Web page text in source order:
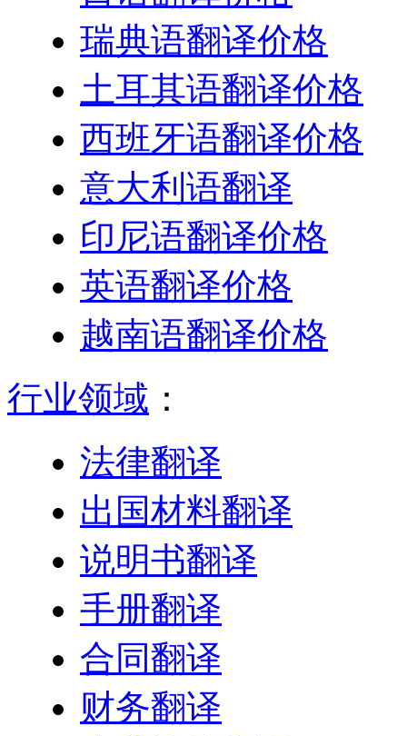
瑞典语翻译价格
土耳其语翻译价格
西班牙语翻译价格
意大利语翻译
印尼语翻译价格
英语翻译价格
越南语翻译价格
行业领域 ：
法律翻译
出国材料翻译
说明书翻译
手册翻译
合同翻译
财务翻译